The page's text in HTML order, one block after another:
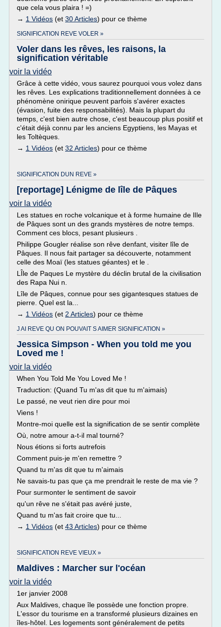
que cela vous plaira ! =)
→ 1 Vidéos (et 30 Articles) pour ce thème
SIGNIFICATION REVE VOLER »
Voler dans les rêves, les raisons, la
signification véritable
voir la vidéo
Grâce à cette vidéo, vous saurez pourquoi vous volez dans
les rêves. Les explications traditionnellement données à ce
phénomène onirique peuvent parfois s'avérer exactes
(évasion, fuite des responsabilités). Mais la plupart du
temps, c'est bien autre chose, c'est beaucoup plus positif et
c'était déjà connu par les anciens Egyptiens, les Mayas et
les Toltèques.
→ 1 Vidéos (et 32 Articles) pour ce thème
SIGNIFICATION DUN REVE »
[reportage] Lénigme de lîle de Pâques
voir la vidéo
Les statues en roche volcanique et à forme humaine de lIle
de Pâques sont un des grands mystères de notre temps.
Comment ces blocs, pesant plusieurs .
Philippe Gougler réalise son rêve denfant, visiter lîle de
Pâques. Il nous fait partager sa découverte, notamment
celle des Moaï (les statues géantes) et le .
LÎle de Paques Le mystère du déclin brutal de la civilisation
des Rapa Nui n.
Lîle de Pâques, connue pour ses gigantesques statues de
pierre. Quel est la...
→ 1 Vidéos (et 2 Articles) pour ce thème
J AI REVE QU ON POUVAIT S AIMER SIGNIFICATION »
Jessica Simpson - When you told me you
Loved me !
voir la vidéo
When You Told Me You Loved Me !
Traduction: (Quand Tu m'as dit que tu m'aimais)
Le passé, ne veut rien dire pour moi
Viens !
Montre-moi quelle est la signification de se sentir complète
Où, notre amour a-t-il mal tourné?
Nous étions si forts autrefois
Comment puis-je m'en remettre ?
Quand tu m'as dit que tu m'aimais
Ne savais-tu pas que ça me prendrait le reste de ma vie ?
Pour surmonter le sentiment de savoir
qu'un rêve ne s'était pas avéré juste,
Quand tu m'as fait croire que tu...
→ 1 Vidéos (et 43 Articles) pour ce thème
SIGNIFICATION REVE VIEUX »
Maldives : Marcher sur l'océan
voir la vidéo
1er janvier 2008
Aux Maldives, chaque île possède une fonction propre.
L'essor du tourisme en a transformé plusieurs dizaines en
îles-hôtel. Les logements sont généralement de petits